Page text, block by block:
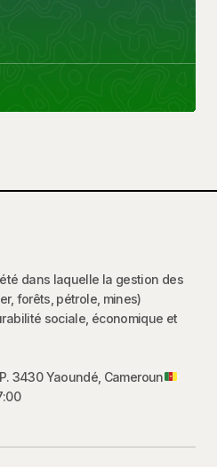
dans laquelle la gestion des
forêts, pétrole, mines)
sociale, économique et
3430 Yaoundé, Cameroun